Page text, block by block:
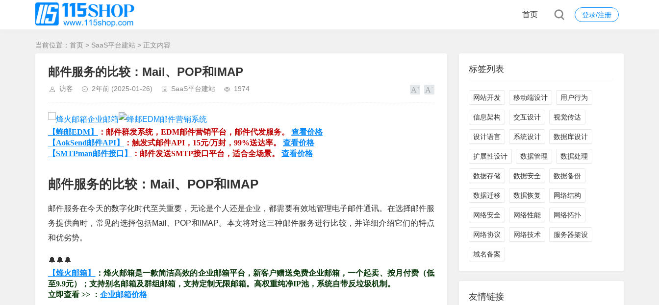
登录/注册
首页
当前位置： 首页 > SaaS平台建站 > 正文内容
邮件服务的比较：Mail、POP和IMAP
访客 2年前 (2025-01-26) SaaS平台建站 1974
【蜂邮EDM】 ：邮件群发系统，EDM邮件营销平台，邮件代发服务。 查看价格
【AokSend邮件API】
：触发式邮件API，15元/万封，99%送达率。 查看价格
【SMTPman邮件接口】
：邮件发送SMTP接口平台，适合全场景。 查看价格
邮件服务的比较：Mail、POP和IMAP
邮件服务在今天的数字化时代至关重要，无论是个人还是企业，都需要有效地管理电子邮件通讯。在选择邮件服
务提供商时，常见的选择包括Mail、POP和IMAP。本文将对这三种邮件服务进行比较，并详细介绍它们的特点
和优劣势。
🔔🔔🔔
【烽火邮箱】
：烽火邮箱是一款简洁高效的企业邮箱平台，新客户赠送免费企业邮箱，一个起卖、按月付费（低
至9.9元）；支持别名邮箱及群组邮箱，支持定制无限邮箱。高权重纯净IP池，系统自带反垃圾机制。
立即查看 >> ： 企业邮箱价格
标签列表
网站开发 移动端设计 用户行为
信息架构 交互设计 视觉传达
设计语言 系统设计 数据库设计
扩展性设计 数据管理 数据处理
数据存储 数据安全 数据备份
数据迁移 数据恢复 网络结构
网络安全 网络性能 网络拓扑
网络协议 网络技术 服务器架设
域名备案
友情链接